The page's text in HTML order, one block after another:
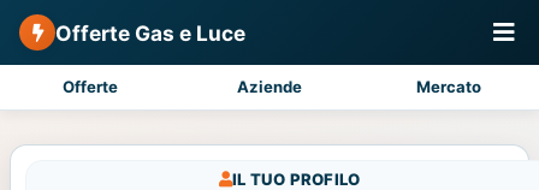
Offerte Gas e Luce
Offerte Aziende Mercato
IL TUO PROFILO